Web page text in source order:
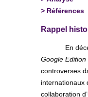
> Références
Rappel
En
Google Edition
controverses
internationaux
collaboration